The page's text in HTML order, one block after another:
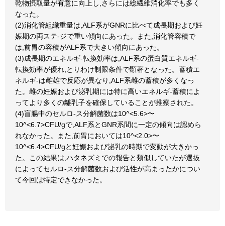
乾物摂取量が有意に向上し,さらには総繊維消化率でも多く
なった。
(2)消化管組織重量は,ALF系がGNRに比べて成長期および妊
娠期の両ステ-ジで重い傾向にあった。また,消化管容積で
は,前胃の容積がALF系で大きい傾向にあった。
(3)成長期のエネルギ-転換効率は,ALF系の蛋白質エネルギ-
転換効率が優れ,とりわけ制限条件で顕著となった。蓄積エ
ネルギ-は雌雄で反応が異なり,ALF系雌の蓄積が多くなっ
た。雌の妊娠および泌乳期には特に高いエネルギ-蓄積によ
ってより多くの離乳子を確保していることが推察された。
(4)盲腸中のセルロ-ス分解菌数は10^<5.6>〜
10^<6.7>CFU/gで,ALF系とGNR系間に一定の傾向は認めら
れなかった。また,前胃においては10^<2.0>〜
10^<6.4>CFU/gと妊娠および泌乳の時期で変動が大きかっ
た。この結果は,ハタネズミでの報告と類似していたが選抜
によってセルロ-ス分解菌数および活性が高まったかについ
て今回は特定できなかった。